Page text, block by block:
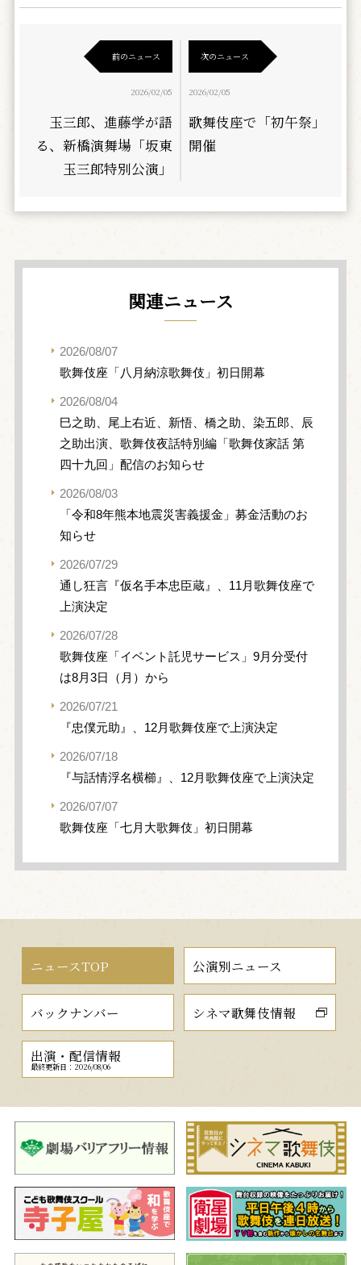
前のニュース
2026/02/05
玉三郎、進藤学が語
る、新橋演舞場「坂東
玉三郎特別公演」
次のニュース
2026/02/05
歌舞伎座で「初午祭」
開催
関連ニュース
2026/08/07
歌舞伎座「八月納涼歌舞伎」初日開幕
2026/08/04
巳之助、尾上右近、新悟、橋之助、染五郎、辰
之助出演、歌舞伎夜話特別編「歌舞伎家話 第
四十九回」配信のお知らせ
2026/08/03
「令和8年熊本地震災害義援金」募金活動のお
知らせ
2026/07/29
通し狂言『仮名手本忠臣蔵』、11月歌舞伎座で
上演決定
2026/07/28
歌舞伎座「イベント託児サービス」9月分受付
は8月3日（月）から
2026/07/21
『忠僕元助』、12月歌舞伎座で上演決定
2026/07/18
『与話情浮名横櫛』、12月歌舞伎座で上演決定
2026/07/07
歌舞伎座「七月大歌舞伎」初日開幕
ニュースTOP 公演別ニュース
バックナンバー シネマ歌舞伎情報
出演・配信情報
最終更新日：2026/08/06